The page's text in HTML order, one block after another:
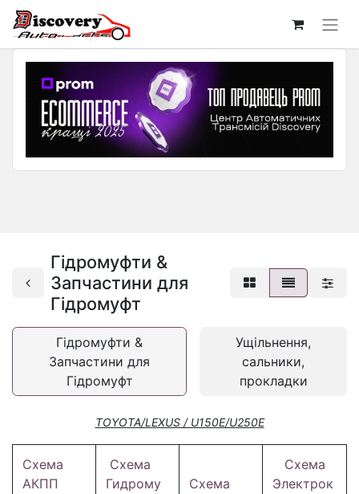
Гідромуфти &
Запчастини для
Гідромуфт
Гідромуфти &
Запчастини для
Гідромуфт
Ущільнення,
сальники,
прокладки
TOYOTA/LEXUS / U150E/U250E
Схема
АКПП
Схема
Гидрому
Схема
Схема
Электрок